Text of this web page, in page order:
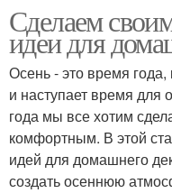
Сделаем
идеи для
Осень - это время года,
и наступает время для
года мы все хотим
комфортным. В этой
идей для домашнего
создать осеннюю